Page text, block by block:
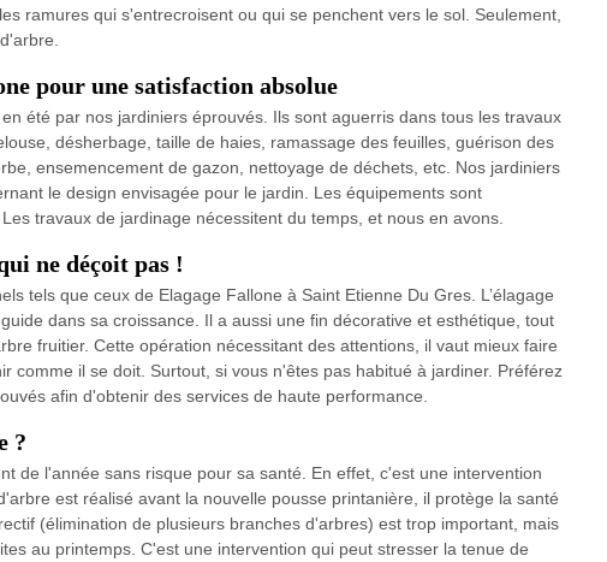
ramures qui s'entrecroisent ou qui se penchent vers le sol. Seulement,
pour une satisfaction absolue
été par nos jardiniers éprouvés. Ils sont aguerris dans tous les travaux
désherbage, taille de haies, ramassage des feuilles, guérison des
ensemencement de gazon, nettoyage de déchets, etc. Nos jardiniers
le design envisagée pour le jardin. Les équipements sont
travaux de jardinage nécessitent du temps, et nous en avons.
ne déçoit pas !
tels que ceux de Elagage Fallone à Saint Etienne Du Gres. L’élagage
dans sa croissance. Il a aussi une fin décorative et esthétique, tout
fruitier. Cette opération nécessitant des attentions, il vaut mieux faire
comme il se doit. Surtout, si vous n'êtes pas habitué à jardiner. Préférez
afin d'obtenir des services de haute performance.
?
de l'année sans risque pour sa santé. En effet, c'est une intervention
est réalisé avant la nouvelle pousse printanière, il protège la santé
(élimination de plusieurs branches d'arbres) est trop important, mais
au printemps. C'est une intervention qui peut stresser la tenue de